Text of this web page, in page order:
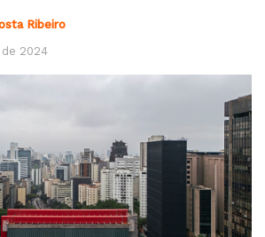
Ribeiro
2024